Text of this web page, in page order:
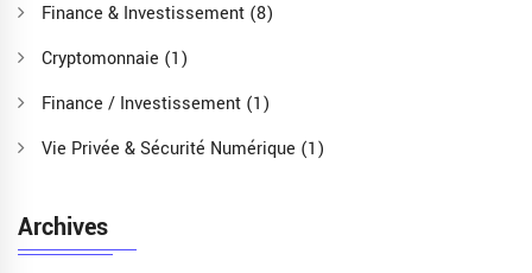
Finance & Investissement (8)
Cryptomonnaie (1)
Finance / Investissement (1)
Vie Privée & Sécurité Numérique (1)
Archives